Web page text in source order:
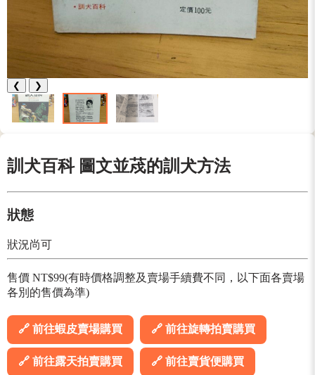
❮ ❯
訓犬百科 圖文並荗的訓犬方法
狀態
狀況尚可
售價 NT$99(有時價格調整及賣場手續費不同，以下面各賣場
各別的售價為準)
🔗 前往蝦皮賣場購買 🔗 前往旋轉拍賣購買
🔗 前往露天拍賣購買 🔗 前往賣貨便購買